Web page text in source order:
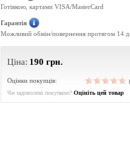
Готівкою, картами VISA/MasterCard
Гарантія
Можливий обмін/повернення протягом 14
Ціна: 190 грн.
Оцінки покупців:
Чи задоволені покупкою? Оцініть цей товар